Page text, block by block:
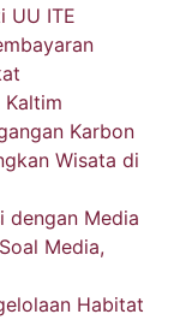
UU ITE
Kaltim
Karbon
Wisata di
dengan Media
Media,
Habitat